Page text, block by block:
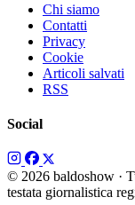
Chi siamo
Contatti
Privacy
Cookie
Articoli salvati
RSS
Social
© 2026 baldoshow ·
testata giornalistica